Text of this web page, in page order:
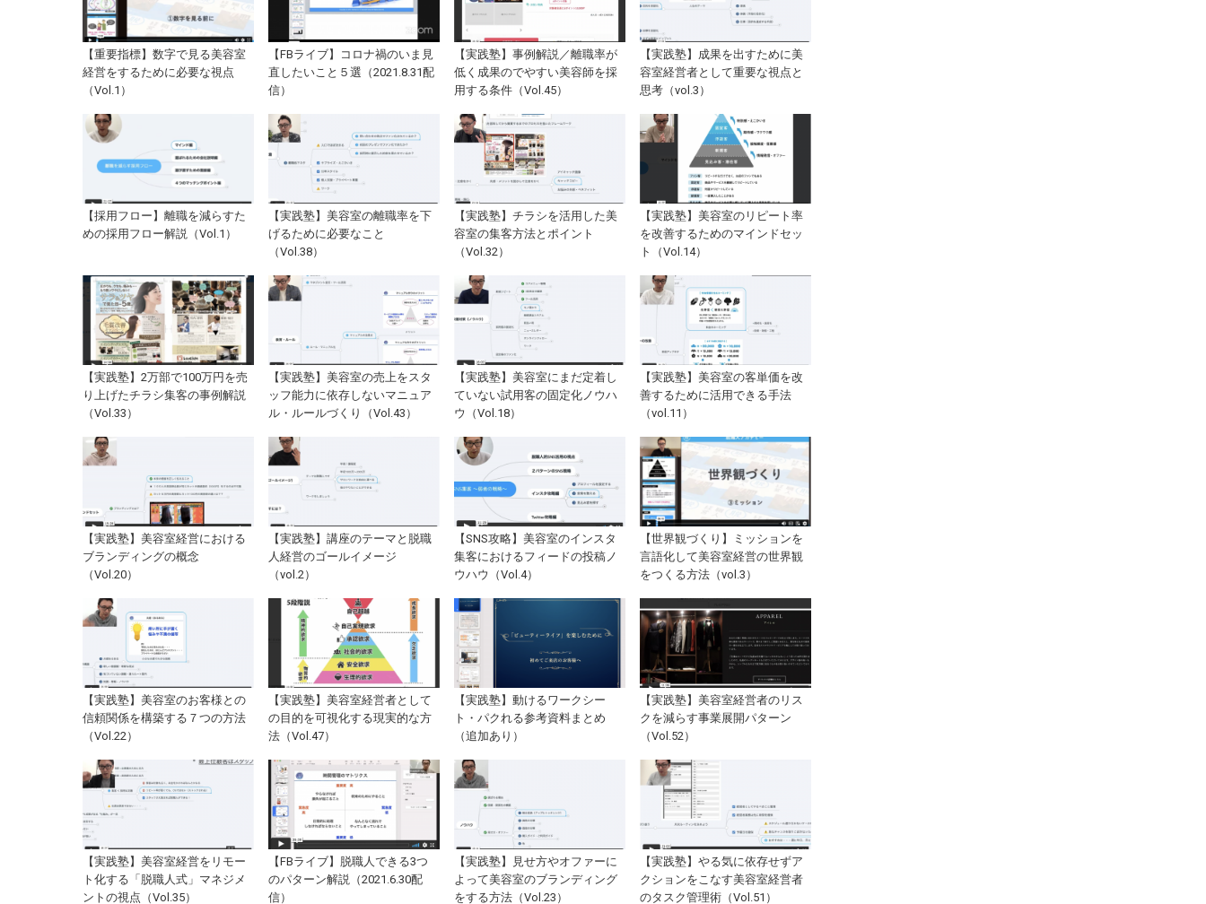
【重要指標】数字で見る美容室
経営をするために必要な視点
（Vol.1）
【FBライブ】コロナ禍のいま見
直したいこと５選（2021.8.31配
信）
【実践塾】事例解説／離職率が
低く成果のでやすい美容師を採
用する条件（Vol.45）
【実践塾】成果を出すために美
容室経営者として重要な視点と
思考（vol.3）
【採用フロー】離職を減らすた
めの採用フロー解説（Vol.1）
【実践塾】美容室の離職率を下
げるために必要なこと
（Vol.38）
【実践塾】チラシを活用した美
容室の集客方法とポイント
（Vol.32）
【実践塾】美容室のリピート率
を改善するためのマインドセッ
ト（Vol.14）
【実践塾】2万部で100万円を売
り上げたチラシ集客の事例解説
（Vol.33）
【実践塾】美容室の売上をスタ
ッフ能力に依存しないマニュア
ル・ルールづくり（Vol.43）
【実践塾】美容室にまだ定着し
ていない試用客の固定化ノウハ
ウ（Vol.18）
【実践塾】美容室の客単価を改
善するために活用できる手法
（vol.11）
【実践塾】美容室経営における
ブランディングの概念
（Vol.20）
【実践塾】講座のテーマと脱職
人経営のゴールイメージ
（vol.2）
【SNS攻略】美容室のインスタ
集客におけるフィードの投稿ノ
ウハウ（Vol.4）
【世界観づくり】ミッションを
言語化して美容室経営の世界観
をつくる方法（vol.3）
【実践塾】美容室のお客様との
信頼関係を構築する７つの方法
（Vol.22）
【実践塾】美容室経営者として
の目的を可視化する現実的な方
法（Vol.47）
【実践塾】動けるワークシー
ト・パクれる参考資料まとめ
（追加あり）
【実践塾】美容室経営者のリス
クを減らす事業展開パターン
（Vol.52）
【実践塾】美容室経営をリモー
ト化する「脱職人式」マネジメ
ントの視点（Vol.35）
【FBライブ】脱職人できる3つ
のパターン解説（2021.6.30配
信）
【実践塾】見せ方やオファーに
よって美容室のブランディング
をする方法（Vol.23）
【実践塾】やる気に依存せずア
クションをこなす美容室経営者
のタスク管理術（Vol.51）